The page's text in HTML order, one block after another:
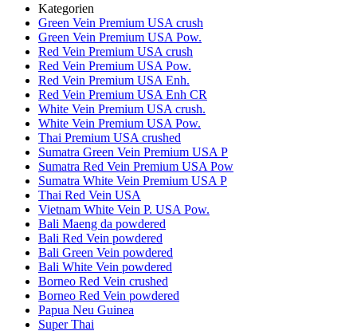
Kategorien
Green Vein Premium USA crush
Green Vein Premium USA Pow.
Red Vein Premium USA crush
Red Vein Premium USA Pow.
Red Vein Premium USA Enh.
Red Vein Premium USA Enh CR
White Vein Premium USA crush.
White Vein Premium USA Pow.
Thai Premium USA crushed
Sumatra Green Vein Premium USA P
Sumatra Red Vein Premium USA Pow
Sumatra White Vein Premium USA P
Thai Red Vein USA
Vietnam White Vein P. USA Pow.
Bali Maeng da powdered
Bali Red Vein powdered
Bali Green Vein powdered
Bali White Vein powdered
Borneo Red Vein crushed
Borneo Red Vein powdered
Papua Neu Guinea
Super Thai